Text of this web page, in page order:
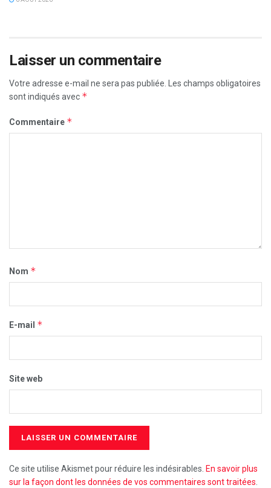
Laisser un commentaire
Votre adresse e-mail ne sera pas publiée. Les champs obligatoires
sont indiqués avec *
Commentaire *
Nom *
E-mail *
Site web
Ce site utilise Akismet pour réduire les indésirables. En savoir plus
sur la façon dont les données de vos commentaires sont traitées.